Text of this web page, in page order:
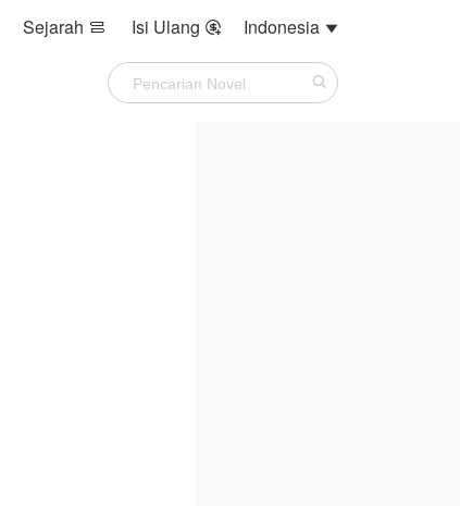
Sejarah  Isi Ulang  Indonesia 